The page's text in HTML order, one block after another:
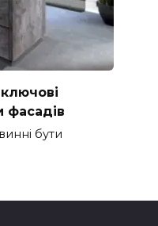
фасадів
бути